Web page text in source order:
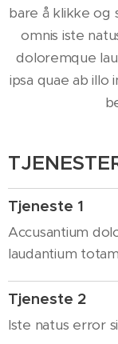
bare å klikke og
omnis iste
doloremque
ipsa quae ab illo
Tjeneste 1
Accusantium
laudantium
Tjeneste 2
Iste natus error